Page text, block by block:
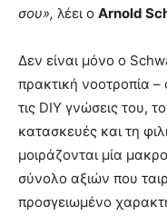
σου», λέει ο Arnold
Δεν είναι μόνο ο
πρακτική νοοτροπία
τις DIY γνώσεις του,
κατασκευές και τη
μοιράζονται μία
σύνολο αξιών που
προσγειωμένο